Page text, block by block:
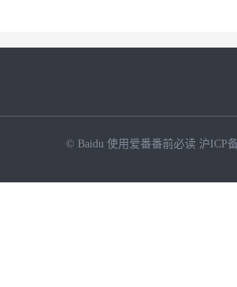
© Baidu 使用爱番番前必读 沪ICP